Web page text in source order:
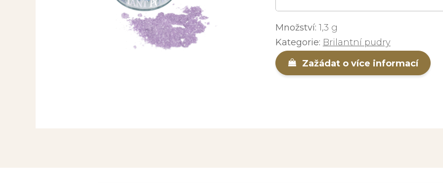
Množství: 1,3 g
Kategorie: Brilantní pudry
Zažádat o více informací